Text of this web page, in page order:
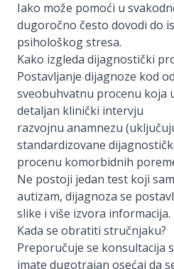
Iako može pomoći u
dugoročno često dovodi do
psihološkog stresa.
Kako izgleda dijagnostički
Postavljanje dijagnoze kod
sveobuhvatnu procenu koja
detaljan klinički intervju
razvojnu anamnezu
standardizovane
procenu komorbidnih
Ne postoji jedan test koji
autizam, dijagnoza se
slike i više izvora informacija.
Kada se obratiti stručnjaku?
Preporučuje se konsultacija
imate dugotrajan osećaj da